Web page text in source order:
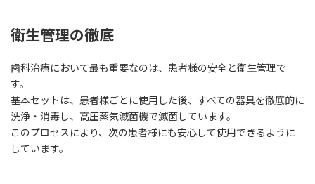
衛生管理の徹底
歯科治療において最も重要なのは、患者様の安全と衛生管理で
す。
基本セットは、患者様ごとに使用した後、すべての器具を徹底的に
洗浄・消毒し、高圧蒸気滅菌機で滅菌しています。
このプロセスにより、次の患者様にも安心して使用できるように
しています。